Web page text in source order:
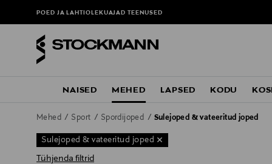
POED JA LAHTIOLEKUAJADTEENUSED
NAISED MEHED LAPSED KODU
Mehed Sport Spordijoped Sulejoped & vateeritud joped
Sulejoped & vateeritud joped
Tühjenda filtrid